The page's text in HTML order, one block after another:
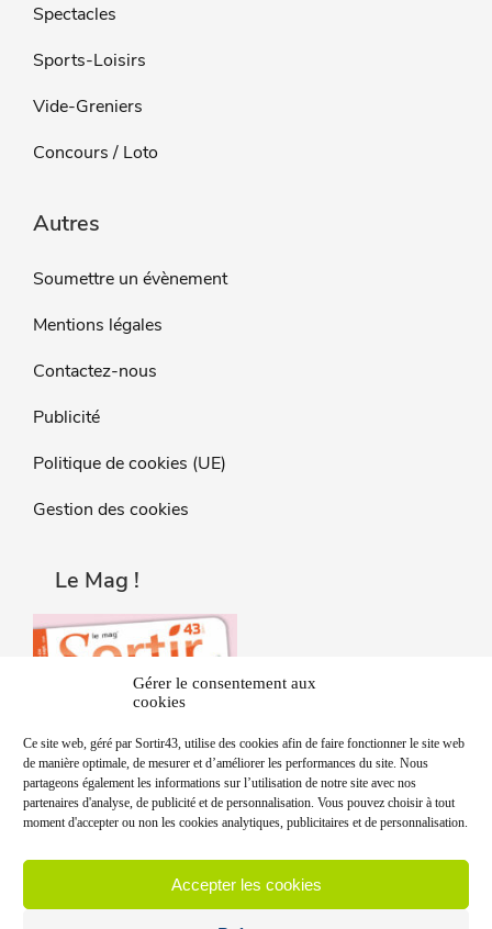
Gérer le consentement aux
cookies
Ce site web, géré par Sortir43, utilise des cookies afin de faire fonctionner le site web
de manière optimale, de mesurer et d’améliorer les performances du site. Nous
partageons également les informations sur l’utilisation de notre site avec nos
partenaires d'analyse, de publicité et de personnalisation. Vous pouvez choisir à tout
moment d'accepter ou non les cookies analytiques, publicitaires et de personnalisation.
Accepter les cookies
Spectacles
Sports-Loisirs
Vide-Greniers
Concours / Loto
Autres
Soumettre un évènement
Mentions légales
Contactez-nous
Publicité
Politique de cookies (UE)
Gestion des cookies
Le Mag !